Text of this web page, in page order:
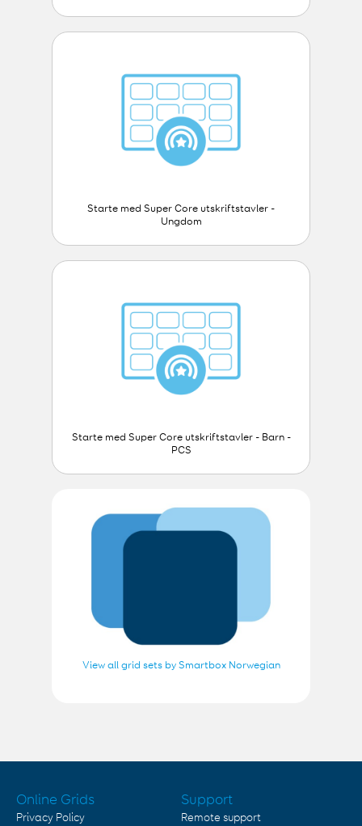
Starte med Super Core utskriftstavler -
Ungdom
Starte med Super Core utskriftstavler - Barn -
PCS
View all grid sets by Smartbox Norwegian
Online Grids
Privacy Policy
Support
Remote support